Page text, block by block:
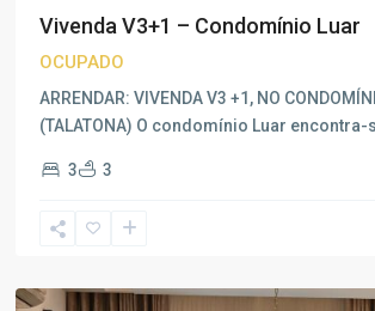
Vivenda V3+1 – Condomínio Luar
OCUPADO
ARRENDAR: VIVENDA V3 +1, NO
(TALATONA) O condomínio Luar encontra-
3 3
Talatona